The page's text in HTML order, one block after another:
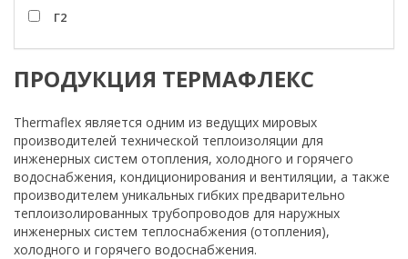
Г2
ПРОДУКЦИЯ ТЕРМАФЛЕКС
Thermaflex является одним из ведущих мировых
производителей технической теплоизоляции для
инженерных систем отопления, холодного и горячего
водоснабжения, кондиционирования и вентиляции, а также
производителем уникальных гибких предварительно
теплоизолированных трубопроводов для наружных
инженерных систем теплоснабжения (отопления),
холодного и горячего водоснабжения.